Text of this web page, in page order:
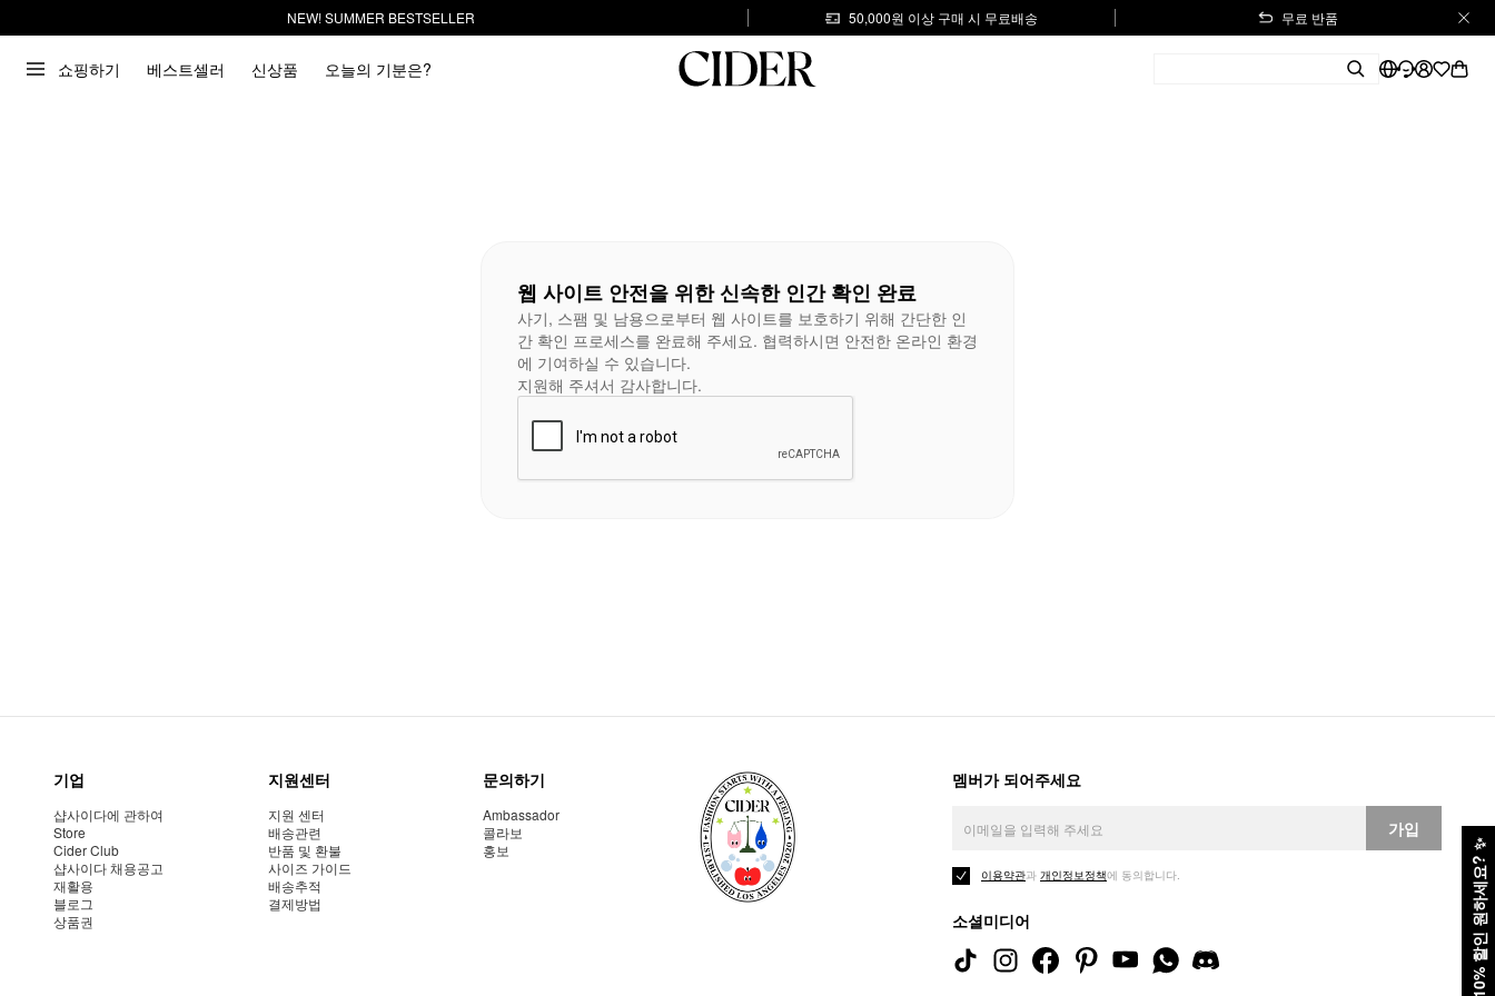
NEW! SUMMER BESTSELLER 50,000원 이상 구매 시 무료배송 무료 반품
쇼핑하기 베스트셀러 신상품 오늘의 기분은?
10% 할인 원하세요?
✨
웹 사이트 안전을 위한 신속한 인간 확인 완료
사기, 스팸 및 남용으로부터 웹 사이트를 보호하기 위해 간단한 인
간 확인 프로세스를 완료해 주세요. 협력하시면 안전한 온라인 환경
에 기여하실 수 있습니다.
지원해 주셔서 감사합니다.
기업
샵사이다에 관하여
Store
Cider Club
샵사이다 채용공고
재활용
블로그
상품권
지원센터
지원 센터
배송관련
반품 및 환불
사이즈 가이드
배송추적
결제방법
문의하기
Ambassador
콜라보
홍보
멤버가 되어주세요
가입
이용약관과 개인정보정책에 동의합니다.
소셜미디어